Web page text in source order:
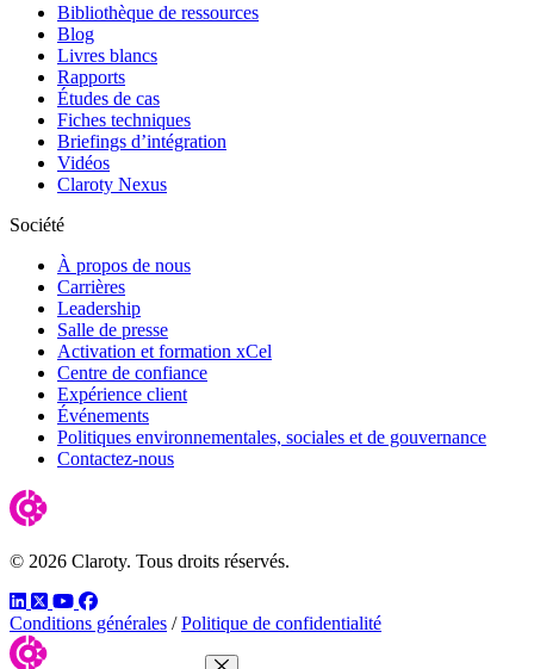
Bibliothèque de ressources
Blog
Livres blancs
Rapports
Études de cas
Fiches techniques
Briefings d’intégration
Vidéos
Claroty Nexus
Société
À propos de nous
Carrières
Leadership
Salle de presse
Activation et formation xCel
Centre de confiance
Expérience client
Événements
Politiques environnementales, sociales et de gouvernance
Contactez-nous
© 2026 Claroty. Tous droits réservés.
LinkedIn
TwitterYouTube
Facebook
Conditions générales / Politique de confidentialité